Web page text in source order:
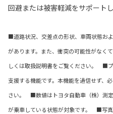
回避または被害軽減をサポートし
■道路状況、交差点の形状、車両状態お
があります。また、衝突の可能性がなく
しくは取扱説明書をご覧ください。 ■
支援する機能です。本機能を過信せず、
さい。 ■数値はトヨタ自動車（株）測
が乗車している状態が対象です。 ■写